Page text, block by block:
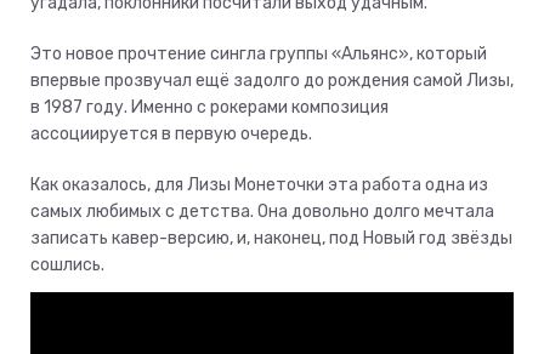
Это новое прочтение сингла группы «Альянс», который
впервые прозвучал ещё задолго до рождения самой Лизы,
в 1987 году. Именно с рокерами композиция
ассоциируется в первую очередь.
Как оказалось, для Лизы Монеточки эта работа одна из
самых любимых с детства. Она довольно долго мечтала
записать кавер-версию, и, наконец, под Новый год звёзды
сошлись.